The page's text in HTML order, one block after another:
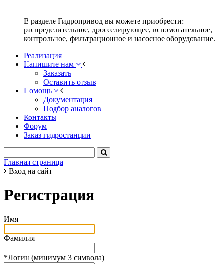
В разделе Гидропривод вы можете приобрести:
распределительное, дросселирующее, вспомогательное,
контрольное, фильтрационное и насосное оборудование.
Реализация
Напишите нам
Заказать
Оставить отзыв
Помощь
Документация
Подбор аналогов
Контакты
Форум
Заказ гидростанции
Главная страница
Вход на сайт
Регистрация
Имя
Фамилия
*Логин (минимум 3 символа)